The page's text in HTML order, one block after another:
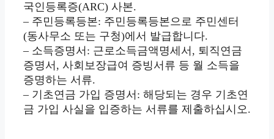
국인등록증(ARC) 사본.
– 주민등록등본: 주민등록등본으로 주민센터
(동사무소 또는 구청)에서 발급합니다.
– 소득증명서: 근로소득금액명세서, 퇴직연금
증명서, 사회보장급여 증빙서류 등 월 소득을
증명하는 서류.
– 기초연금 가입 증명서: 해당되는 경우 기초연
금 가입 사실을 입증하는 서류를 제출하십시오.